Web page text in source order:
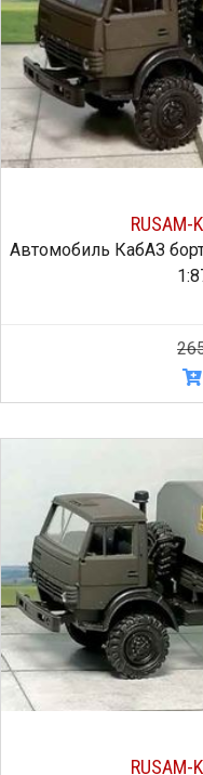
RUSAM-
Автомобиль КабАЗ
RUSAM-